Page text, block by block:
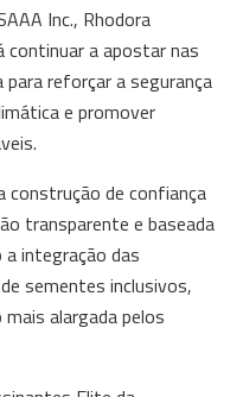
Inc., Rhodora
continuar a apostar nas
reforçar a segurança
e promover
construção de confiança
transparente e baseada
integração das
sementes inclusivos,
alargada pelos